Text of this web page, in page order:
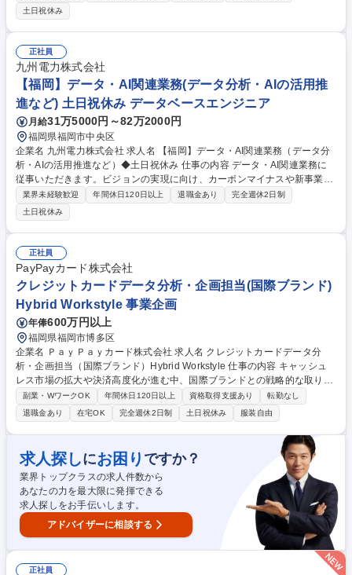
ンを結び付け、人と組織が共に成長しながら価値創出につなげていく人的
資本経営を推進しています。事業を支える専門力の向上に加え、社員の自
律的な成長と学びを支援する教育・研修の充実、多様な人材が活躍できる
環境をつくるための人事評価・処遇制度の見直しなど、自律的な成長・挑
戦を支援する環境整備にも積極的に取り組んでいます。 募集職種 【福
岡】社内SE※DX推進◆在宅可◆土日祝◆フレックス◆福利厚生◎
土日祝休み
正社員
九州電力株式会社
【福岡】データ・AI関連業務(データ分析・AIの活用推
進など) 土日祝休み データベースエンジニア
月給31万5000円～82万2000円
福岡県福岡市中央区
企業名 九州電力株式会社 求人名 【福岡】データ・AI関連業務（データ分
析・AIの活用推進など）◆土日祝休み 仕事の内容 データ・AI関連業務に
従事いただきます。ビジョンの実現に向け、カーボンマイナスや新事業へ
の進出など、私たちと共に新たなフィールドへ挑戦していただける仲間を
歓迎します。 ・データ分析・AIの活用推進、実装 ・データ・AI基盤の整
備（技術調査を含む） ・データ・AI戦略、ガバナンスに関する業務 ■変更
の範囲：会社の定める業務 募集職種 【福岡】データ・AI関連業務（デー
タ分析・AIの活用推進など）◆土日祝休み
業界未経験歓迎 年間休日120日以上 退職金あり
完全週休2日制
土日祝休み
正社員
PayPayカード株式会社
クレジットカードデータ分析・企画担当(国際ブランド)
Hybrid Workstyle 事業企画
年俸600万円以上
福岡県福岡市博多区
企業名 ＰａｙＰａｙカード株式会社 求人名 クレジットカードデータ分
析・企画担当（国際ブランド）Hybrid Workstyle 仕事の内容 キャッシュ
レス市場の拡大や決済高度化が進む中、国際ブランドとの戦略的な取り組
みの重要性が高まっています。今後の事業拡大を見据え、データ分析を元
に課題発見から施策立案までリードできる方を募集します。 Visa・Maste
rcardなどの国際ブランド領域において、各種データ分析・可視化・レポ
ーティング業務を中心に担当いただきます。 【具体的には】■国際ブラン
ド関連の売上・コスト・利用実績データの集計、分析、可視化 ■利用動向
や取引データをもとにした課題分析、仮説立案、施策検討 ■ブランド提供
ツールを活用したデータ抽出、影響分析、レポーティング など 募集職種
クレジットカードデータ分析・企画担当（国際ブランド）Hybrid Workstyl
e
副業・WワークOK 年間休日120日以上 資格取得支援あり
転勤なし
退職金あり
在宅OK 完全週休2日制 土日祝休み 服装自由
求人探しにお困り ですか？
業界トップクラスの求人件数から
あなたの力を最大限に発揮できる
求人探しをお手伝いします。
アドバイザーに相談する
正社員